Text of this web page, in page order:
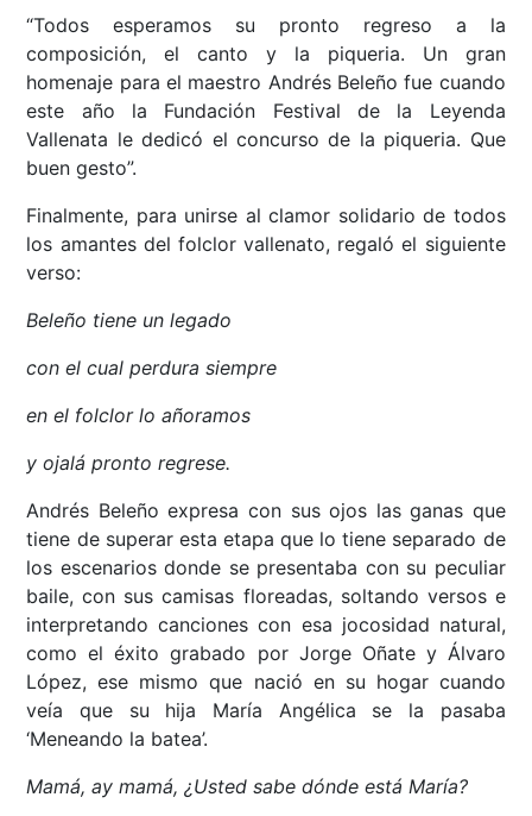
“Todos esperamos su pronto regreso a la
composición, el canto y la piqueria. Un gran
homenaje para el maestro Andrés Beleño fue cuando
este año la Fundación Festival de la Leyenda
Vallenata le dedicó el concurso de la piqueria. Que
buen gesto”.
Finalmente, para unirse al clamor solidario de todos
los amantes del folclor vallenato, regaló el siguiente
verso:
Beleño tiene un legado
con el cual perdura siempre
en el folclor lo añoramos
y ojalá pronto regrese.
Andrés Beleño expresa con sus ojos las ganas que
tiene de superar esta etapa que lo tiene separado de
los escenarios donde se presentaba con su peculiar
baile, con sus camisas floreadas, soltando versos e
interpretando canciones con esa jocosidad natural,
como el éxito grabado por Jorge Oñate y Álvaro
López, ese mismo que nació en su hogar cuando
veía que su hija María Angélica se la pasaba
‘Meneando la batea’.
Mamá, ay mamá, ¿Usted sabe dónde está María?